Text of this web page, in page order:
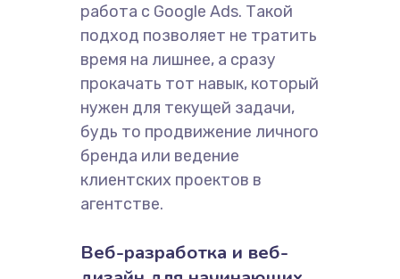
работа с Google Ads. Такой
подход позволяет не тратить
время на лишнее, а сразу
прокачать тот навык, который
нужен для текущей задачи,
будь то продвижение личного
бренда или ведение
клиентских проектов в
агентстве.
Веб-разработка и веб-